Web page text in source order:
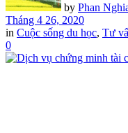
by Phan
Tháng 4 26, 2020
in Cuộc sống du học, Tư
0